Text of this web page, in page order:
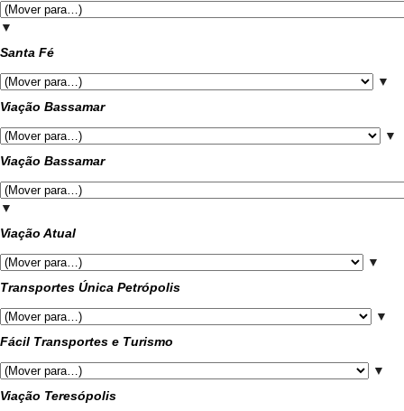
▼
Santa Fé
▼
Viação Bassamar
▼
Viação Bassamar
▼
Viação Atual
▼
Transportes Única Petrópolis
▼
Fácil Transportes e Turismo
▼
Viação Teresópolis